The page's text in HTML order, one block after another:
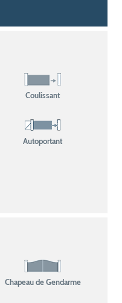
Coulissant
Autoportant
Chapeau de Gendarme